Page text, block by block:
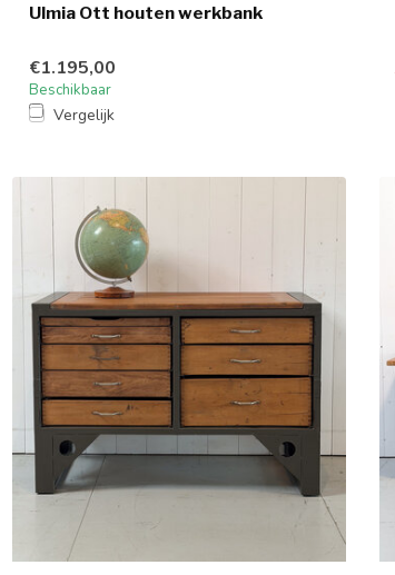
Ulmia Ott houten werkbank
€1.195,00
Beschikbaar
Vergelijk